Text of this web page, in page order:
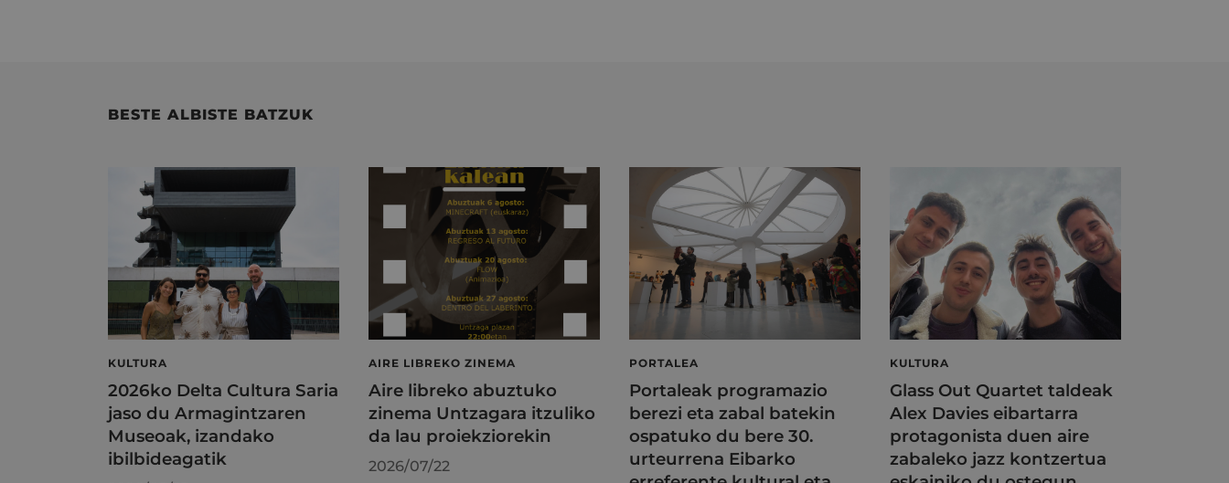
BESTE ALBISTE BATZUK
KULTURA
2026ko Delta Cultura Saria
jaso du Armagintzaren
Museoak, izandako
ibilbideagatik
AIRE LIBREKO ZINEMA
Aire libreko abuztuko
zinema Untzagara itzuliko
da lau proiekziorekin
2026/07/22
PORTALEA
Portaleak programazio
berezi eta zabal batekin
ospatuko du bere 30.
urteurrena Eibarko
KULTURA
Glass Out Quartet taldeak
Alex Davies eibartarra
protagonista duen aire
zabaleko jazz kontzertua